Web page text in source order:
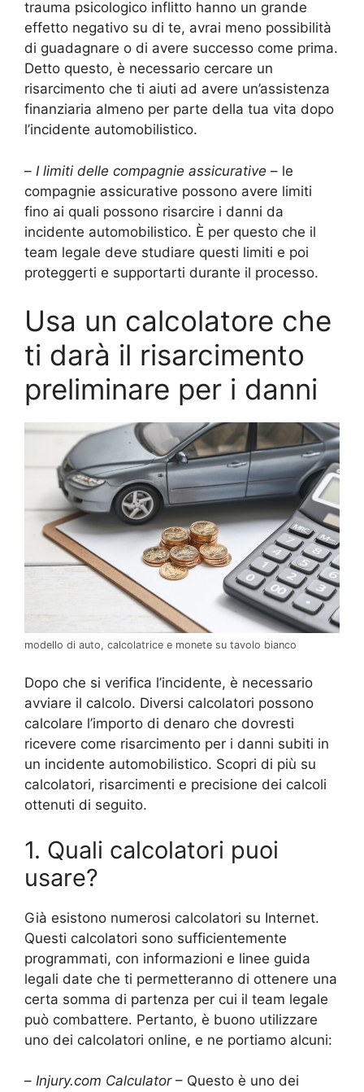
trauma psicologico inflitto hanno un grande
effetto negativo su di te, avrai meno possibilità
di guadagnare o di avere successo come prima.
Detto questo, è necessario cercare un
risarcimento che ti aiuti ad avere un’assistenza
finanziaria almeno per parte della tua vita dopo
l’incidente automobilistico.
– I limiti delle compagnie assicurative – le
compagnie assicurative possono avere limiti
fino ai quali possono risarcire i danni da
incidente automobilistico. È per questo che il
team legale deve studiare questi limiti e poi
proteggerti e supportarti durante il processo.
Usa un calcolatore che
ti darà il risarcimento
preliminare per i danni
modello di auto, calcolatrice e monete su tavolo bianco
Dopo che si verifica l’incidente, è necessario
avviare il calcolo. Diversi calcolatori possono
calcolare l’importo di denaro che dovresti
ricevere come risarcimento per i danni subiti in
un incidente automobilistico. Scopri di più su
calcolatori, risarcimenti e precisione dei calcoli
ottenuti di seguito.
1. Quali calcolatori puoi
usare?
Già esistono numerosi calcolatori su Internet.
Questi calcolatori sono sufficientemente
programmati, con informazioni e linee guida
legali date che ti permetteranno di ottenere una
certa somma di partenza per cui il team legale
può combattere. Pertanto, è buono utilizzare
uno dei calcolatori online, e ne portiamo alcuni:
– Injury.com Calculator– Questo è uno dei